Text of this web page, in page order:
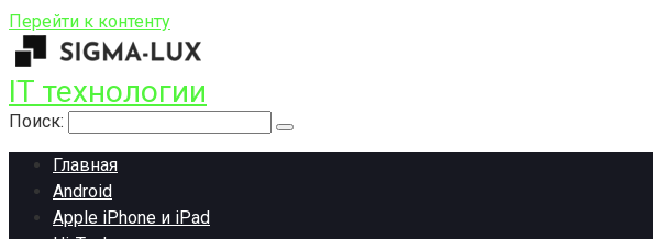
Перейти к контенту
IT технологии
Поиск:
Главная
Android
Apple iPhone и iPad